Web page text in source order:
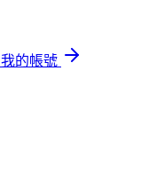
我的帳號